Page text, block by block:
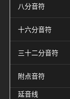
八分音符
十六分音符
三十二分音符
附点音符
延音线